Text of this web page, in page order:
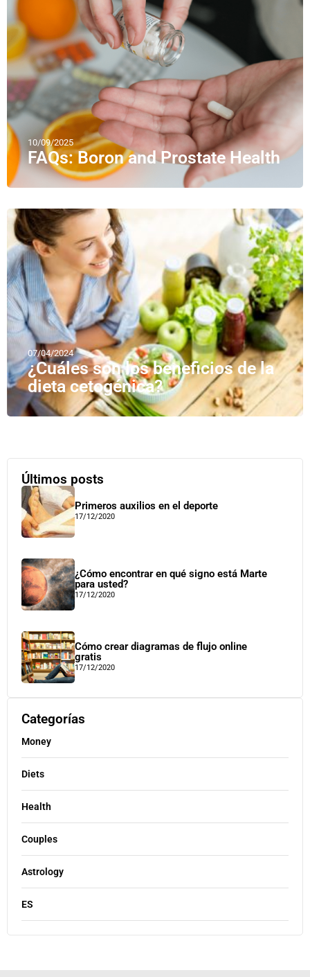
10/09/2025
FAQs: Boron and Prostate Health
07/04/2024
¿Cuáles son los beneficios de la
dieta cetogénica?
Últimos posts
Primeros auxilios en el deporte
17/12/2020
¿Cómo encontrar en qué signo está Marte
para usted?
17/12/2020
Cómo crear diagramas de flujo online
gratis
17/12/2020
Categorías
Money
Diets
Health
Couples
Astrology
ES